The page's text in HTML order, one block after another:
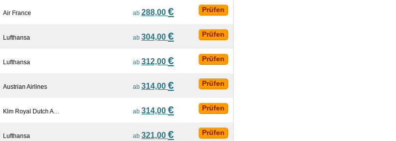
Air France ab 288,00 € Prüfen
Lufthansa ab 304,00 € Prüfen
Lufthansa ab 312,00 € Prüfen
Austrian Airlines ab 314,00 € Prüfen
Klm Royal Dutch A… ab 314,00 € Prüfen
Lufthansa ab 321,00 € Prüfen